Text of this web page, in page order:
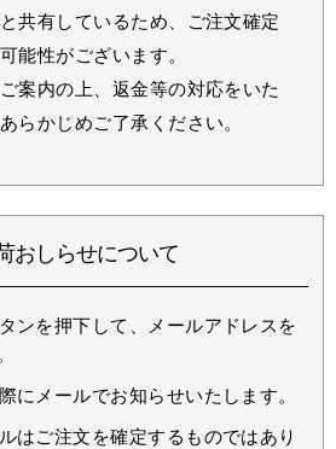
共有しているため、ご注文確定
能性がございます。
案内の上、返金等の対応をいた
らかじめご了承ください。
おしらせについて
ンを押下して、メールアドレスを
にメールでお知らせいたします。
はご注文を確定するものではあり